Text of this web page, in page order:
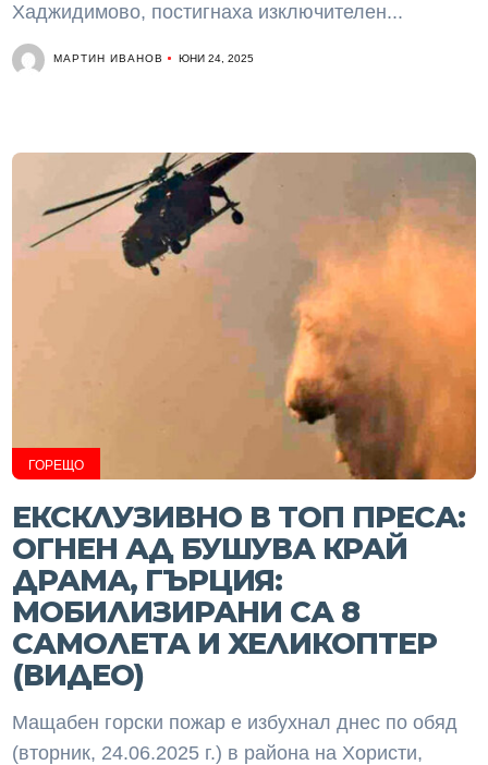
Хаджидимово, постигнаха изключителен...
МАРТИН ИВАНОВ ЮНИ 24, 2025
ГОРЕЩО
ЕКСКЛУЗИВНО В ТОП ПРЕСА:
ОГНЕН АД БУШУВА КРАЙ
ДРАМА, ГЪРЦИЯ:
МОБИЛИЗИРАНИ СА 8
САМОЛЕТА И ХЕЛИКОПТЕР
(ВИДЕО)
Мащабен горски пожар е избухнал днес по обяд
(вторник, 24.06.2025 г.) в района на Хористи,